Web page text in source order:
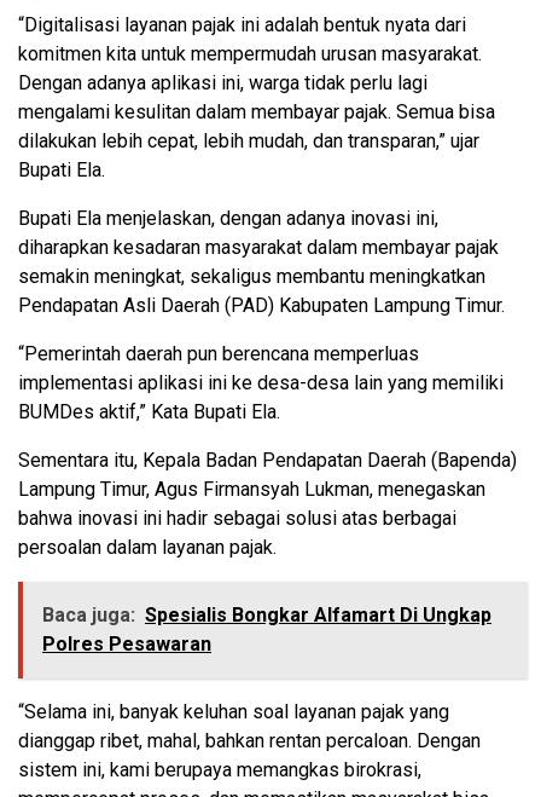
“Digitalisasi layanan pajak ini adalah bentuk nyata dari
komitmen kita untuk mempermudah urusan masyarakat.
Dengan adanya aplikasi ini, warga tidak perlu lagi
mengalami kesulitan dalam membayar pajak. Semua bisa
dilakukan lebih cepat, lebih mudah, dan transparan,” ujar
Bupati Ela.
Bupati Ela menjelaskan, dengan adanya inovasi ini,
diharapkan kesadaran masyarakat dalam membayar pajak
semakin meningkat, sekaligus membantu meningkatkan
Pendapatan Asli Daerah (PAD) Kabupaten Lampung Timur.
“Pemerintah daerah pun berencana memperluas
implementasi aplikasi ini ke desa-desa lain yang memiliki
BUMDes aktif,” Kata Bupati Ela.
Sementara itu, Kepala Badan Pendapatan Daerah (Bapenda)
Lampung Timur, Agus Firmansyah Lukman, menegaskan
bahwa inovasi ini hadir sebagai solusi atas berbagai
persoalan dalam layanan pajak.
Baca juga: Spesialis Bongkar Alfamart Di Ungkap
Polres Pesawaran
“Selama ini, banyak keluhan soal layanan pajak yang
dianggap ribet, mahal, bahkan rentan percaloan. Dengan
sistem ini, kami berupaya memangkas birokrasi,